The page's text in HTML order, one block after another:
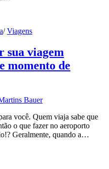
/ Viagens
sua viagem
momento de
Bauer
você. Quem viaja sabe que
o que fazer no aeroporto
Geralmente, quando a…